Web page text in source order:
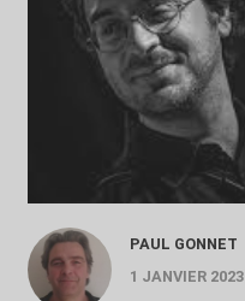
PAUL GONNET
1 JANVIER 2023